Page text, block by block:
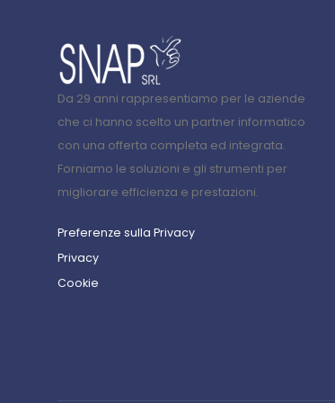
Da 29 anni rappresentiamo per le aziende
che ci hanno scelto un partner informatico
con una offerta completa ed integrata.
Forniamo le soluzioni e gli strumenti per
migliorare efficienza e prestazioni.
Preferenze sulla Privacy
Privacy
Cookie